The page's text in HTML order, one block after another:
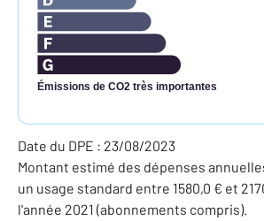
Émissions de CO2 très importantes
Date du DPE : 23/08/2023
Montant estimé des dépenses
un usage standard entre 1580,0 € et
l'année 2021 (abonnements compris).